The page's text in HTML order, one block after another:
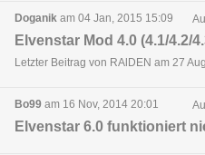
Doganik am 04 Jan, 2015 15:09
Elvenstar Mod 4.0 (4.1/4.2/
Letzter Beitrag von RAlDEN am 27
Bo99 am 16 Nov, 2014 20:01
Elvenstar 6.0 funktioniert